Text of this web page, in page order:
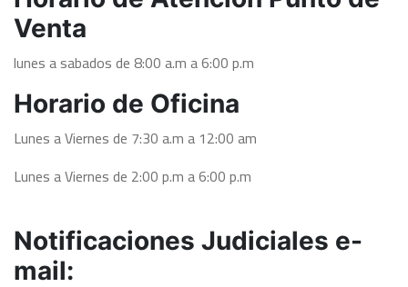
Venta
lunes a sabados de 8:00 a.m a 6:00 p.m
Horario de Oficina
Lunes a Viernes de 7:30 a.m a 12:00 am
Lunes a Viernes de 2:00 p.m a 6:00 p.m
Notificaciones Judiciales e-
mail: